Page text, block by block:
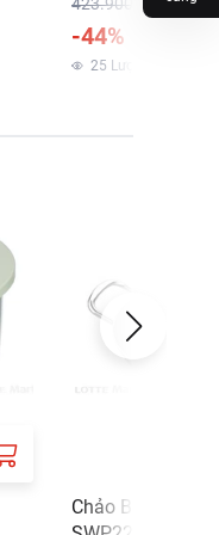
-44%
25 Lượt xem
Chảo Bầu